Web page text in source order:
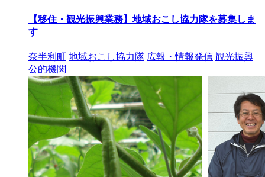
【移住・観光振興業務】地域おこし協力隊を募集しま
す
奈半利町 地域おこし協力隊 広報・情報発信 観光振興
公的機関